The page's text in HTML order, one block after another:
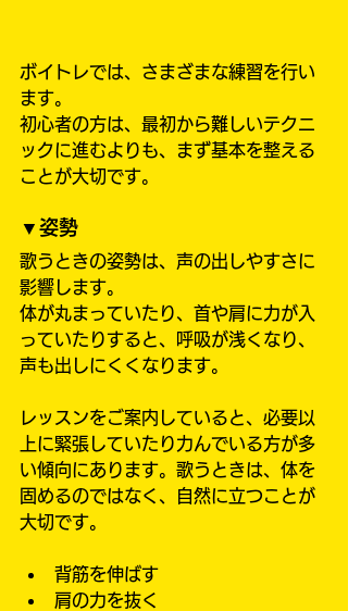
ボイトレでは、さまざまな練習を行い
ます。
初心者の方は、最初から難しいテクニ
ックに進むよりも、まず基本を整える
ことが大切です。
▼姿勢
歌うときの姿勢は、声の出しやすさに
影響します。
体が丸まっていたり、首や肩に力が入
っていたりすると、呼吸が浅くなり、
声も出しにくくなります。
レッスンをご案内していると、必要以
上に緊張していたり力んでいる方が多
い傾向にあります。歌うときは、体を
固めるのではなく、自然に立つことが
大切です。
背筋を伸ばす
肩の力を抜く